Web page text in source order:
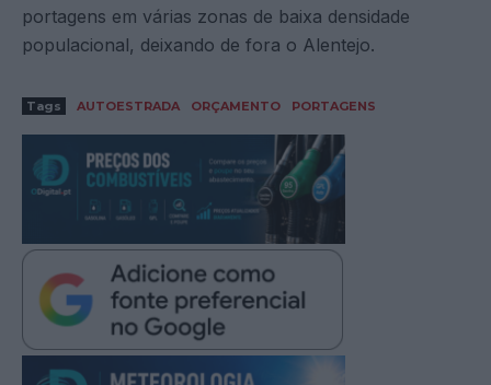
portagens em várias zonas de baixa densidade
populacional, deixando de fora o Alentejo.
Tags AUTOESTRADA ORÇAMENTO PORTAGENS